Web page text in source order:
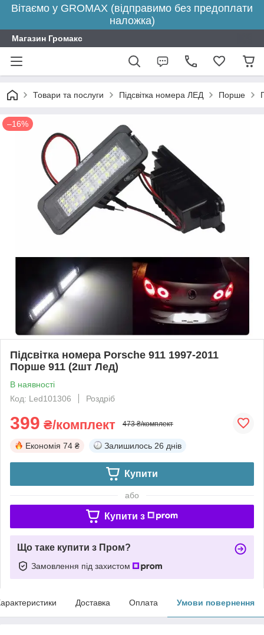
Вітаємо у GROMAX (відправимо без предоплати
наложка)
Магазин Громакс
Товари та послуги Підсвітка номера ЛЕД Порше
–16%
Підсвітка номера Porsche 911 1997-2011
Порше 911 (2шт Лед)
В наявності
Код: Led101306
Роздріб
399 ₴/комплект 473 ₴/комплект
Економія 74 ₴ Залишилось 26 днів
Купити
або
Купити з
Що таке купити з Пром?
Замовлення під захистом
Доставка Оплата Умови повернення